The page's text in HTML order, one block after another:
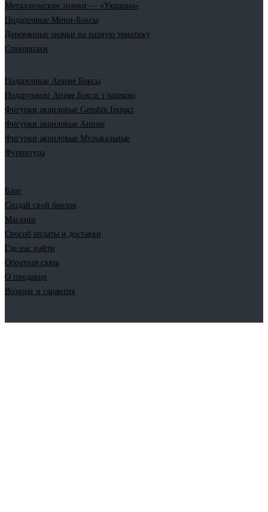
Металлические значки — «Украина»
Подарочные Мини-Боксы
Деревянные значки на разную тематику
Стикерпаки
Подарочные Аниме Боксы
Подарункові Аніме Бокси з чашкою
Фигурки акриловые Genshin Impact
Фигурки акриловые Аниме
Фигурки акриловые Музыкальные
Фурнитура
Блог
Создай свой брелок
Магазин
Способ оплаты и доставки
Где нас найти
Обратная связь
О продавце
Возврат и гарантия